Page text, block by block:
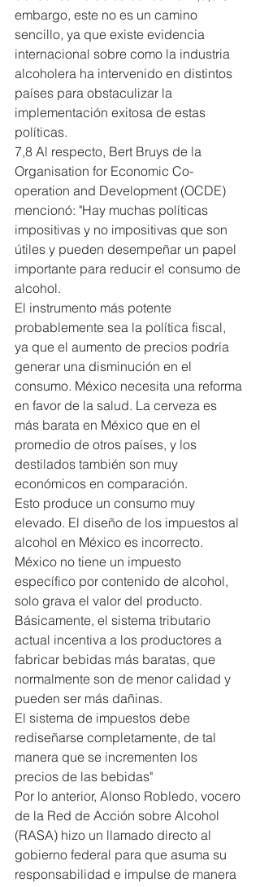
embargo, este no es un camino
sencillo, ya que existe evidencia
internacional sobre como la industria
alcoholera ha intervenido en distintos
países para obstaculizar la
implementación exitosa de estas
políticas.
7,8 Al respecto, Bert Bruys de la
Organisation for Economic Co-
operation and Development (OCDE)
mencionó: "Hay muchas políticas
impositivas y no impositivas que son
útiles y pueden desempeñar un papel
importante para reducir el consumo de
alcohol.
El instrumento más potente
probablemente sea la política fiscal,
ya que el aumento de precios podría
generar una disminución en el
consumo. México necesita una reforma
en favor de la salud. La cerveza es
más barata en México que en el
promedio de otros países, y los
destilados también son muy
económicos en comparación.
Esto produce un consumo muy
elevado. El diseño de los impuestos al
alcohol en México es incorrecto.
México no tiene un impuesto
específico por contenido de alcohol,
solo grava el valor del producto.
Básicamente, el sistema tributario
actual incentiva a los productores a
fabricar bebidas más baratas, que
normalmente son de menor calidad y
pueden ser más dañinas.
El sistema de impuestos debe
rediseñarse completamente, de tal
manera que se incrementen los
precios de las bebidas"
Por lo anterior, Alonso Robledo, vocero
de la Red de Acción sobre Alcohol
(RASA) hizo un llamado directo al
gobierno federal para que asuma su
responsabilidad e impulse de manera